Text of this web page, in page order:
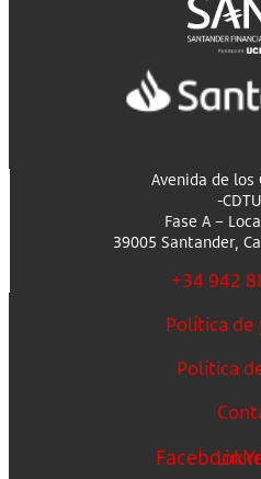
Avenida de los
-
Fase A –
39005 Santander,
+34 942
Política de
Política
Facebook